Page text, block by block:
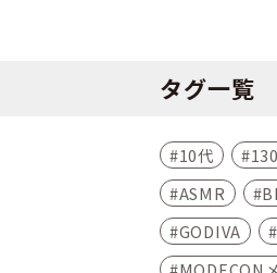
タグ一覧
10代
ASMR
GODIVA